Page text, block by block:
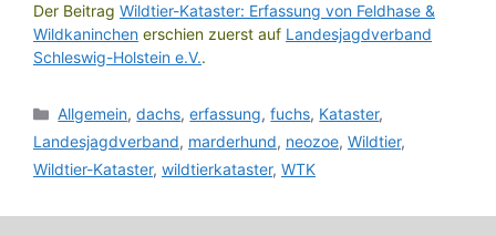
Der Beitrag Wildtier-Kataster: Erfassung von Feldhase &
Wildkaninchen erschien zuerst auf Landesjagdverband
Schleswig-Holstein e.V..
Kategorien
Allgemein,dachs,erfassung,fuchs, Kataster,
Landesjagdverband, marderhund, neozoe, Wildtier,
Wildtier-Kataster, wildtierkataster, WTK